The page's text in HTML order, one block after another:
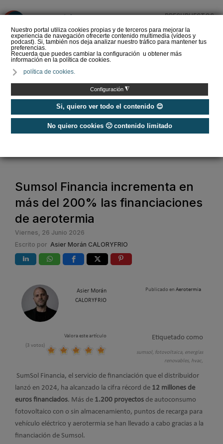
Nuestro portal utiliza cookies propias y de terceros para mejorar la
experiencia de navegación ofrecerte contenido multimedia (vídeos y
podcast). Si, también nos deja analizar nuestro tráfico para mantener tus
preferencias.
Recuerda que puedes cambiar la configuración u obtener más
información en la política de cookies.
política de cookies.
Configuración ◮
Si, quiero ver todo el contenido 😊
No quiero cookies 🙁 contenido limitado
PRESUPUESTOS
aerotermia capaz de
funcionar hasta en un…
Energías Renovables / Aerotermia
/
Sumsol Financia incrementa en
más del 200% las financiaciones
de aerotermia
Viernes, 26 Junio 2026
Escrito por Asier Morán CALORYFRIO
Asier Morán
CALORYFRIO
Publicado en Aerotermia
Valora este artículo
(3 votos)
Etiquetado como
sumsol, fotovoltaica, energías
renovables, hvac,
SumSol Financia, el servicio de financiación que el distribuidor
lanzó en 2024, ha alcanzado la cifra récord de 12 millones de
euros financiados. Más de 1.200 proyectos de autoconsumo
fotovoltaico con o sin almacenamiento, puntos de recarga para
vehículo eléctrico y aerotermia se han llevado a cabo gracias a la
financiación de Sumsol.